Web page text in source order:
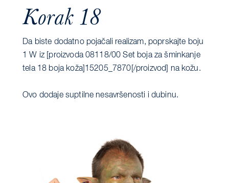
Korak 18
Da biste dodatno pojačali realizam, poprskajte boju
1 W iz [proizvoda 08118/00 Set boja za šminkanje
tela 18 boja koža]15205_7870[/proizvod] na kožu.
Ovo dodaje suptilne nesavršenosti i dubinu.